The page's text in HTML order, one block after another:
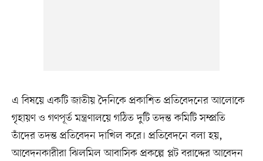
এ বিষয়ে একটি জাতীয় দৈনিকে প্রকাশিত প্রতিবেদনের আলোকে
গৃহায়ণ ও গণপূর্ত মন্ত্রণালয়ে গঠিত দুটি তদন্ত কমিটি সম্প্রতি
তাঁদের তদন্ত প্রতিবেদন দাখিল করে। প্রতিবেদনে বলা হয়,
আবেদনকারীরা ঝিলমিল আবাসিক প্রকল্পে প্লট বরাদ্দের আবেদন